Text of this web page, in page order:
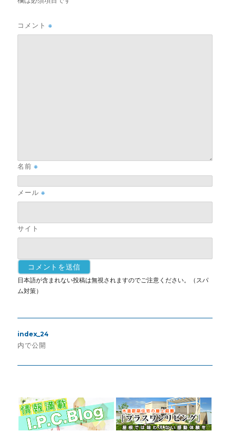
コメント※
名前※
メール※
サイト
日本語が含まれない投稿は無視されますのでご注意ください。（スパ
ム対策）
稿
ー
シ
index_24
内で公開